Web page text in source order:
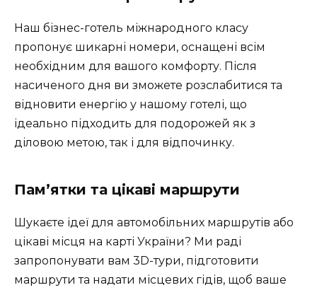
Наш бізнес-готель міжнародного класу
пропонує шикарні номери, оснащені всім
необхідним для вашого комфорту. Після
насиченого дня ви зможете розслабитися та
відновити енергію у нашому готелі, що
ідеально підходить для подорожей як з
діловою метою, так і для відпочинку.
Пам’ятки та цікаві маршрути
Шукаєте ідеї для автомобільних маршрутів або
цікаві місця на карті України? Ми раді
запропонувати вам 3D-тури, підготовити
маршрути та надати місцевих гідів, щоб ваше